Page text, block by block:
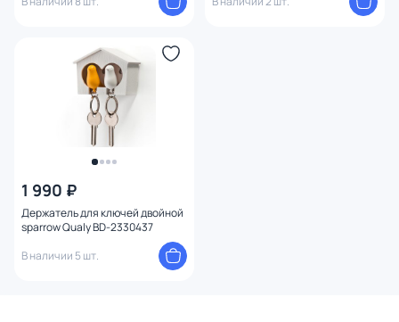
1 990 ₽
Держатель для ключей двойной
sparrow Qualy BD-2330437
В наличии 5 шт.